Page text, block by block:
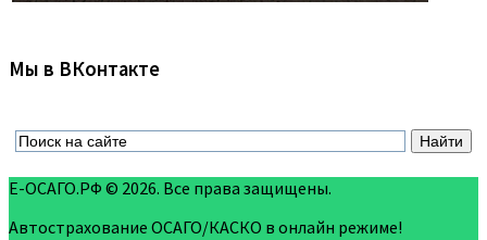
Мы в ВКонтакте
Е-ОСАГО.РФ © 2026. Все права защищены.
Автострахование ОСАГО/КАСКО в онлайн режиме!